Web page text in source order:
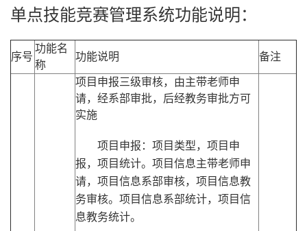
单点技能竞赛管理系统功能说明：
序号
功能名
称
功能说明 备注
项目申报三级审核，由主带老师申
请，经系部审批，后经教务审批方可
实施
项目申报：项目类型，项目申
报，项目统计。项目信息主带老师申
请，项目信息系部审核，项目信息教
务审核。项目信息系部统计，项目信
息教务统计。